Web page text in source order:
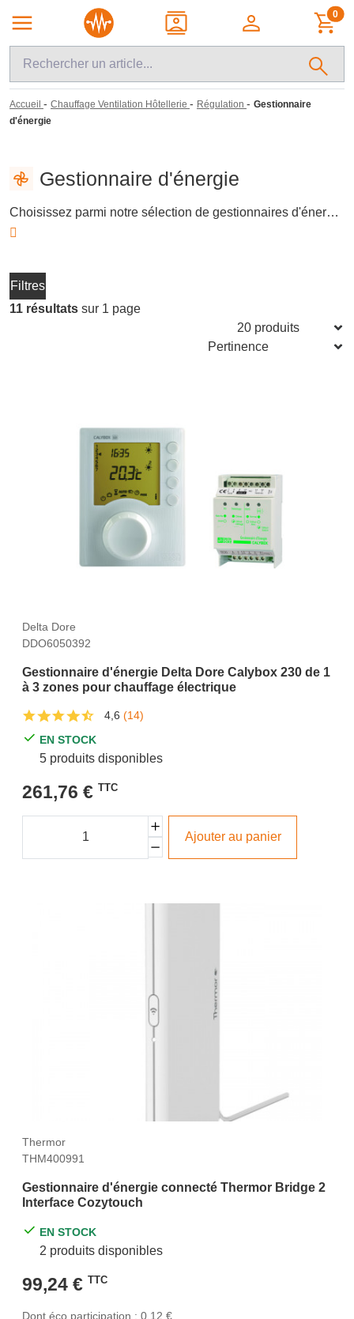
0
Accueil - Chauffage Ventilation Hôtellerie - Régulation - Gestionnaire
d'énergie
Gestionnaire d'énergie
Choisissez parmi notre sélection de gestionnaires d'énergie, conçus pour optimiser la consommation énergétique de vos systèmes de chauffage. Ces dispositifs intelligents permettent un contrôle précis et une régulation efficace, intégrant des éléments tels que radiateurs et thermostats. Idéals pour réaliser des économies d'énergie tout en maintenant un confort thermique optimal, ils s'adaptent aux besoins des professionnels et des bricoleurs avertis.
Filtres
11 résultats sur 1 page
Delta Dore
DDO6050392
Gestionnaire d'énergie Delta Dore Calybox 230 de 1
à 3 zones pour chauffage électrique
4,6 (14)
EN STOCK
5 produits disponibles
261,76 € TTC
Ajouter au panier
Thermor
THM400991
Gestionnaire d'énergie connecté Thermor Bridge 2
Interface Cozytouch
EN STOCK
2 produits disponibles
99,24 € TTC
Dont éco participation : 0,12 €